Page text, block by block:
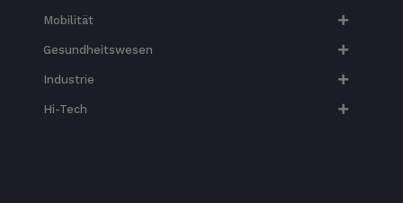
Mobilität
Gesundheitswesen
Industrie
Hi-Tech​